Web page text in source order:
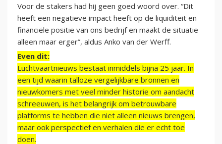
Voor de stakers had hij geen goed woord over. “Dit
heeft een negatieve impact heeft op de liquiditeit en
financiële positie van ons bedrijf en maakt de situatie
alleen maar erger”, aldus Anko van der Werff.
Even dit:
Luchtvaartnieuws bestaat inmiddels bijna 25 jaar. In
een tijd waarin talloze vergelijkbare bronnen en
nieuwkomers met veel minder historie om aandacht
schreeuwen, is het belangrijk om betrouwbare
platforms te hebben die niet alleen nieuws brengen,
maar ook perspectief en verhalen die er echt toe
doen.